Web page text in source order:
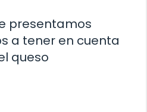
presentamos
a tener en cuenta
queso